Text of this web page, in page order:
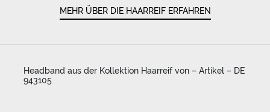
MEHR ÜBER DIE HAARREIF ERFAHREN
Headband aus der Kollektion Haarreif von – Artikel – DE
943105